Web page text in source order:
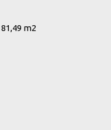
81,49 m2